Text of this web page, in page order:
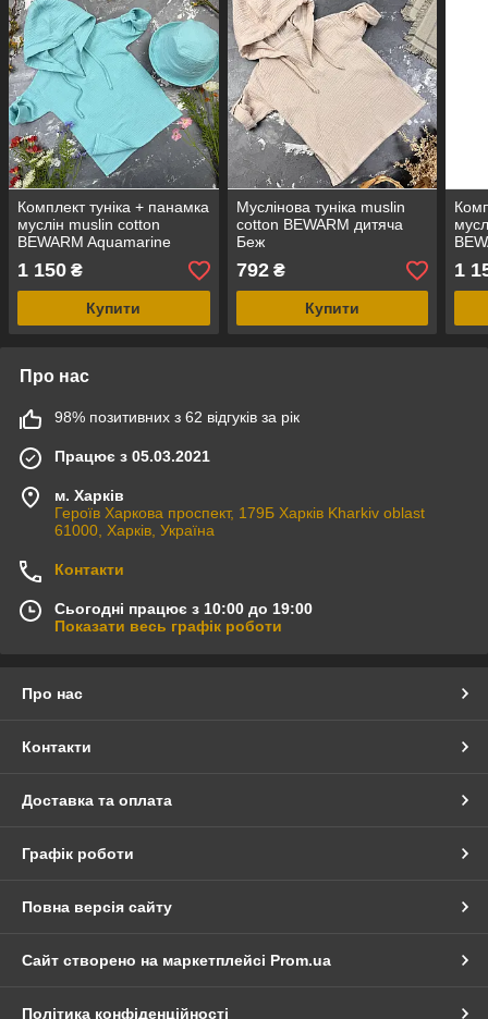
Комплект туніка + панамка
муслін muslin cotton
BEWARM Aquamarine
1 150 ₴
Купити
Муслінова туніка muslin
cotton BEWARM дитяча
Беж
792₴
Купити
1
Про нас
98% позитивних з 62 відгуків за рік
Працює з 05.03.2021
м. Харків
Героїв Харкова проспект, 179Б Харків Kharkiv oblast
61000, Харків, Україна
Контакти
Сьогодні працює з 10:00 до 19:00
Показати весь графік роботи
Про нас
Контакти
Доставка та оплата
Графік роботи
Повна версія сайту
Сайт створено на маркетплейсі Prom.ua
Політика конфіденційності